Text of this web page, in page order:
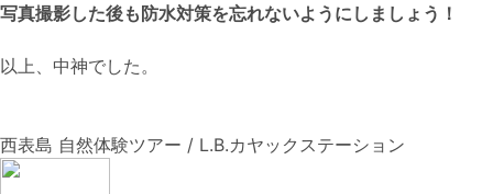
写真撮影した後も防水対策を忘れないようにしましょう！
以上、中神でした。
西表島 自然体験ツアー / L.B.カヤックステーション